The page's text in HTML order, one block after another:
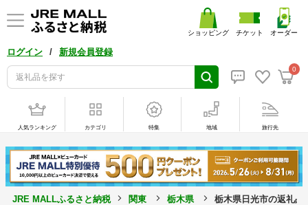
ログイン / 新規会員登録
0
ショッピング チケット オーダー
人気ランキング カテゴリ 特集 地域 旅行先
JRE MALLふるさと納税 関東 栃木県 栃木県日光市の返礼品